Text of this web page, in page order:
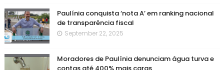
Paulínia conquista ‘nota A’ em ranking nacional
de transparência fiscal
September 22, 2025
Moradores de Paulínia denunciam água turva e